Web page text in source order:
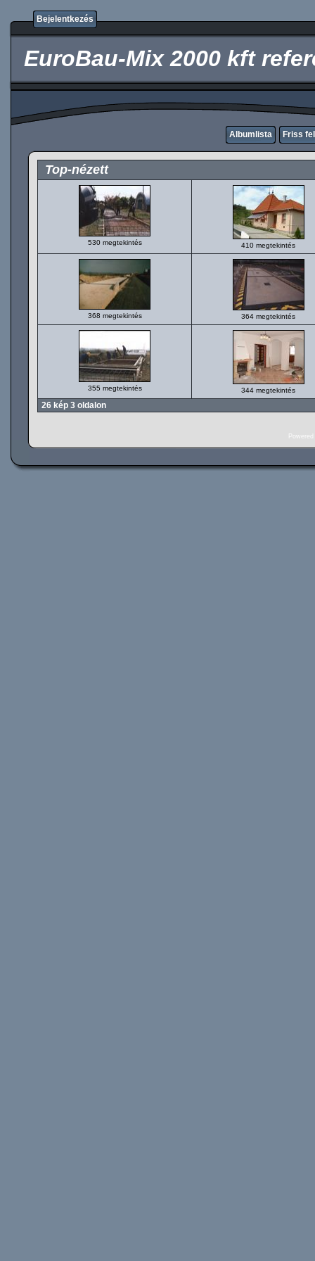
Bejelentkezés
EuroBau-Mix 2000 kft
Albumlista Friss
Top-nézett
530 megtekintés 410 megtekintés
368 megtekintés 364 megtekintés
355 megtekintés 344 megtekintés
26 kép 3 oldalon